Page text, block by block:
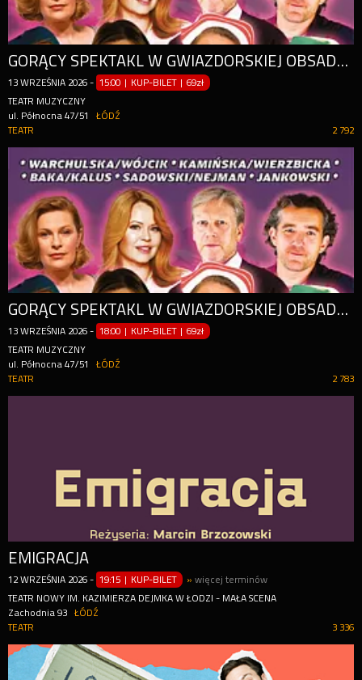
GORĄCY SPEKTAKL W GWIAZDORSKIEJ OBSADZIE
13 WRZEŚNIA 2026 - 15:00 | KUP-BILET |69zł
TEATR MUZYCZNY
ul. Północna 47/51
ŁÓDŹ
2 792
TEATR
GORĄCY SPEKTAKL W GWIAZDORSKIEJ OBSADZIE
13 WRZEŚNIA 2026 - 18:00 | KUP-BILET |69zł
TEATR MUZYCZNY
ul. Północna 47/51
ŁÓDŹ
2 783
TEATR
EMIGRACJA
12 WRZEŚNIA 2026 - 19:15 | KUP-BILET »więcej terminów
TEATR NOWY IM. KAZIMIERZA DEJMKA W ŁODZI - MAŁA SCENA
Zachodnia 93
ŁÓDŹ
3 336
TEATR